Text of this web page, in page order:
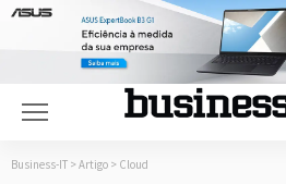
Business-IT > Artigo > Cloud